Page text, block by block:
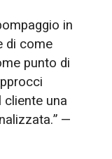
in
di come
punto di
una
—